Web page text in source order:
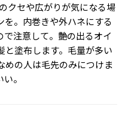
クセや広がりが気になる場
。内巻きや外ハネにする
で注意して。艶の出るオイ
塗布します。毛量が多い
めの人は毛先のみにつけま
。